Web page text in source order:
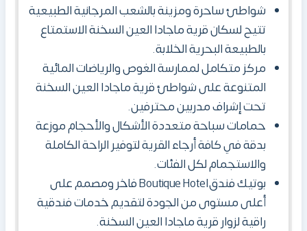
شواطئ ساحرة ومزينة بالشعب المرجانية الطبيعية
تتيح لسكان قرية ماجادا العين السخنة الاستمتاع
بالطبيعة البحرية الخلابة.
مركز متكامل لممارسة الغوص والرياضات المائية
المتنوعة على شواطئ قرية ماجادا العين السخنة
تحت إشراف مدربين محترفين.
حمامات سباحة متعددة الأشكال والأحجام موزعة
بدقة في كافة أرجاء القرية لتوفير الراحة الكاملة
والاستجمام لكل الفئات.
بوتيك فندقBoutique Hotel فاخر ومصمم على
أعلى مستوى من الجودة لتقديم خدمات فندقية
راقية لزوار قرية ماجادا العين السخنة.